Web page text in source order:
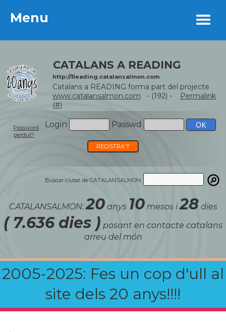
Menu
CATALANS A READING
http://Reading.catalansalmon.com
Catalans a READING forma part del projecte
www.catalansalmon.com - (192) -
Permalink
(#)
Login Passwd
Password
perdut?
REGISTRA'T
Buscar ciutat de CATALANSALMON:
CATALANSALMON:20anys 10mesos i28 dies
( 7.636 dies ) posant en contacte catalans
arreu del món
2005-2025: Fes un cop d'ull al
site dels 20 anys!!!!
Menu